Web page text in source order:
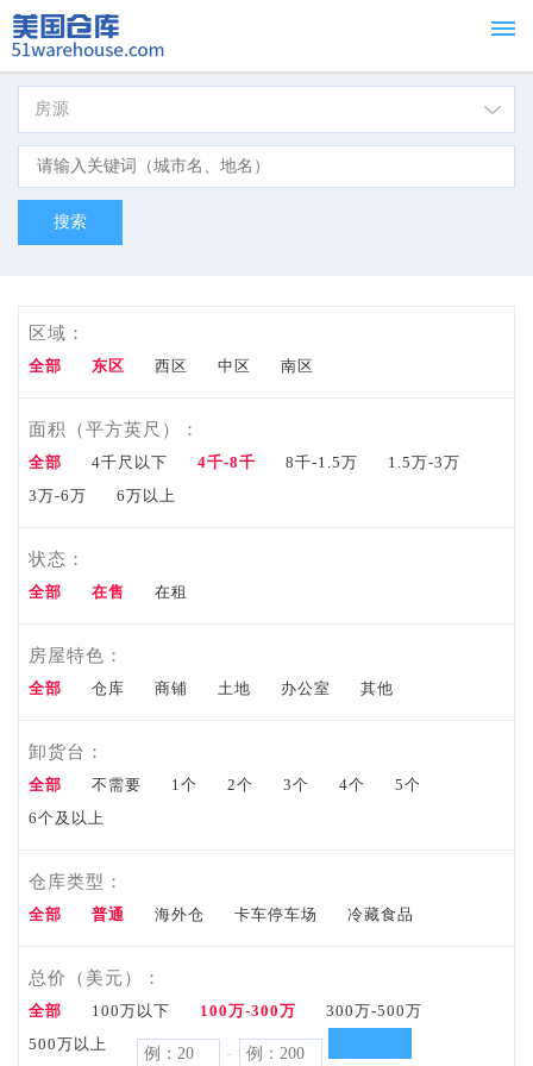
Home
出
Sale
Tools
料
询
联系
电
房源
区域：
全部 东区 西区 中区 南区
面积（平方英尺）：
全部 4千尺以下 4千-8千 8千-1.5万
1.5万-3万
3万-6万
6万以上
状态：
全部 在售 在租
房屋特色：
全部 仓库 商铺 土地 办公室 其他
卸货台：
全部 不需要 1个 2个 3个 4个
5个
6个及以上
仓库类型：
全部 普通 海外仓 卡车停车场 冷藏食品
总价（美元）：
全部 100万以下 100万-300万
300万-500万
500万以上
-